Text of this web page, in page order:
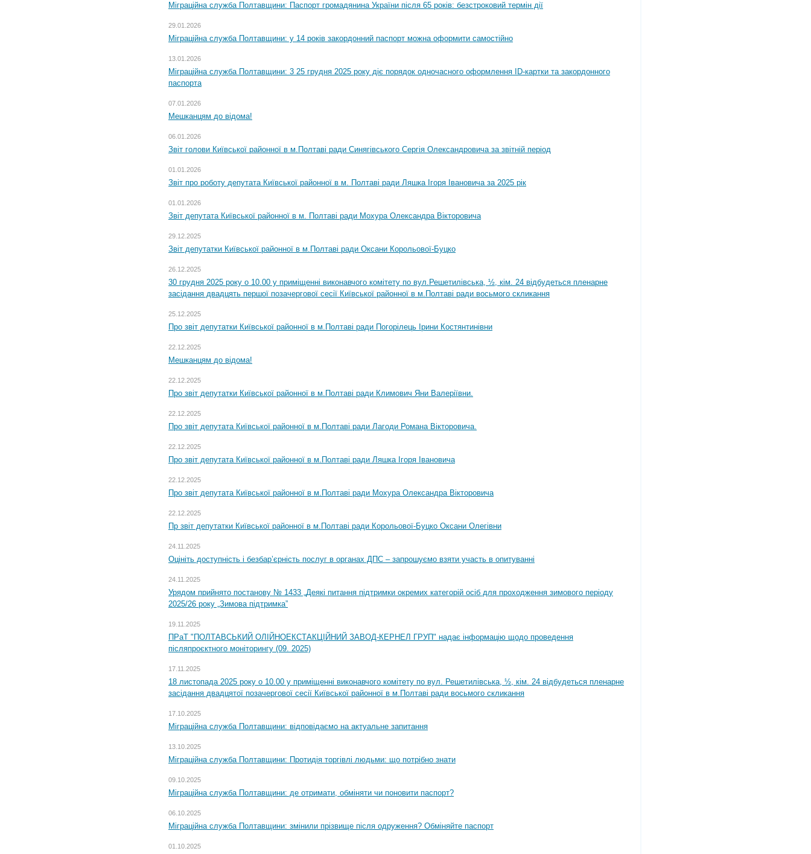
Міграційна служба Полтавщини: Паспорт громадянина України після 65 років: безстроковий термін дії
29.01.2026
Міграційна служба Полтавщини: у 14 років закордонний паспорт можна оформити самостійно
13.01.2026
Міграційна служба Полтавщини: 3 25 грудня 2025 року діє порядок одночасного оформлення ID-картки та закордонного
паспорта
07.01.2026
Мешканцям до відома!
06.01.2026
Звіт голови Київської районної в м.Полтаві ради Синягівського Сергія Олександровича за звітній період
01.01.2026
Звіт про роботу депутата Київської районної в м. Полтаві ради Ляшка Ігоря Івановича за 2025 рік
01.01.2026
Звіт депутата Київської районної в м. Полтаві ради Мохура Олександра Вікторовича
29.12.2025
Звіт депутатки Київської районної в м.Полтаві ради Оксани Корольової-Буцко
26.12.2025
30 грудня 2025 року о 10.00 у приміщенні виконавчого комітету по вул.Решетилівська, ½, кім. 24 відбудеться пленарне
засідання двадцять першої позачергової сесії Київської районної в м.Полтаві ради восьмого скликання
25.12.2025
Про звіт депутатки Київської районної в м.Полтаві ради Погорілець Ірини Костянтинівни
22.12.2025
Мешканцям до відома!
22.12.2025
Про звіт депутатки Київської районної в м.Полтаві ради Климович Яни Валеріївни.
22.12.2025
Про звіт депутата Київської районної в м.Полтаві ради Лагоди Романа Вікторовича.
22.12.2025
Про звіт депутата Київської районної в м.Полтаві ради Ляшка Ігоря Івановича
22.12.2025
Про звіт депутата Київської районної в м.Полтаві ради Мохура Олександра Вікторовича
22.12.2025
Пр звіт депутатки Київської районної в м.Полтаві ради Корольової-Буцко Оксани Олегівни
24.11.2025
Оцініть доступність і безбар’єрність послуг в органах ДПС – запрошуємо взяти участь в опитуванні
24.11.2025
Урядом прийнято постанову № 1433 „Деякі питання підтримки окремих категорій осіб для проходження зимового періоду
2025/26 року „Зимова підтримка”
19.11.2025
ПРаТ "ПОЛТАВСЬКИЙ ОЛІЙНОЕКСТАКЦІЙНИЙ ЗАВОД-КЕРНЕЛ ГРУП" надає інформацію щодо проведення
післяпроєктного моніторингу (09. 2025)
17.11.2025
18 листопада 2025 року о 10.00 у приміщенні виконавчого комітету по вул. Решетилівська, ½, кім. 24 відбудеться пленарне
засідання двадцятої позачергової сесії Київської районної в м.Полтаві ради восьмого скликання
17.10.2025
Міграційна служба Полтавщини: відповідаємо на актуальне запитання
13.10.2025
Міграційна служба Полтавщини: Протидія торгівлі людьми: що потрібно знати
09.10.2025
Міграційна служба Полтавщини: де отримати, обміняти чи поновити паспорт?
06.10.2025
Міграційна служба Полтавщини: змінили прізвище після одруження? Обміняйте паспорт
01.10.2025